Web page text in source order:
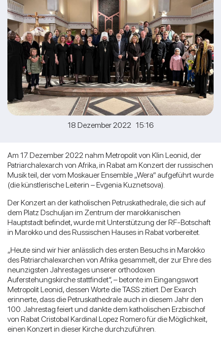
18 Dezember 2022 15:16
Am 17. Dezember 2022 nahm Metropolit von Klin Leonid, der
Patriarchalexarch von Afrika, in Rabat am Konzert der russischen
Musik teil, der vom Moskauer Ensemble „Wera“ aufgeführt wurde
(die künstlerische Leiterin – Evgenia Kuznetsova).
Der Konzert an der katholischen Petruskathedrale, die sich auf
dem Platz Dschuljan im Zentrum der marokkanischen
Hauptstadt befindet, wurde mit Unterstützung der RF-Botschaft
in Marokko und des Russischen Hauses in Rabat vorbereitet.
„Heute sind wir hier anlässlich des ersten Besuchs in Marokko
des Patriarchalexarchen von Afrika gesammelt, der zur Ehre des
neunzigsten Jahrestages unserer orthodoxen
Auferstehungskirche stattfindet“, – betonte im Eingangswort
Metropolit Leonid, dessen Worte die TASS zitiert. Der Exarch
erinnerte, dass die Petruskathedrale auch in diesem Jahr den
100. Jahrestag feiert und dankte dem katholischen Erzbischof
von Rabat Cristobal Kardinal Lopez Romero für die Möglichkeit,
einen Konzert in dieser Kirche durchzuführen.